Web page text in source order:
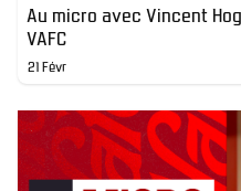
Au micro avec Vincent
VAFC
21 Févr